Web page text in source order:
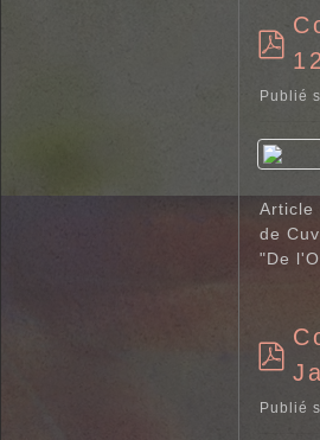
d
Publié
Article
de
"De
d
Publié